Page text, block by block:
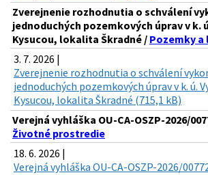
Zverejnenie rozhodnutia o schválení
jednoduchých pozemkových úprav v k.
Kysucou, lokalita Škradné / Pozemky a
3. 7. 2026 |
Zverejnenie rozhodnutia o schválení
jednoduchých pozemkových úprav v k. ú.
Kysucou, lokalita Škradné (715,1 kB)
Verejná vyhláška OU-CA-OSZP-2026/
Životné prostredie
18. 6. 2026 |
Verejná vyhláška OU-CA-OSZP-2026/